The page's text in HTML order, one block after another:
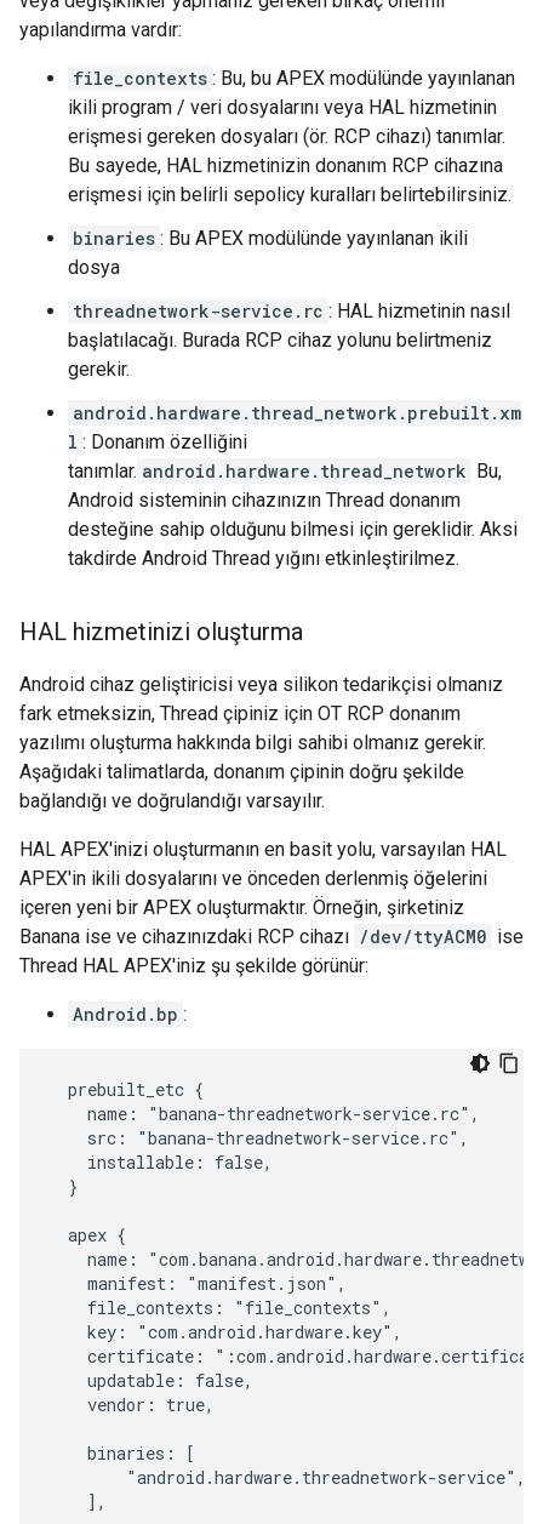
yapılandırma vardır:
file_contexts : Bu, bu APEX modülünde yayınlanan
ikili program / veri dosyalarını veya HAL hizmetinin
erişmesi gereken dosyaları (ör. RCP cihazı) tanımlar.
Bu sayede, HAL hizmetinizin donanım RCP cihazına
erişmesi için belirli sepolicy kuralları belirtebilirsiniz.
binaries : Bu APEX modülünde yayınlanan ikili
dosya
threadnetwork-service.rc : HAL hizmetinin nasıl
başlatılacağı. Burada RCP cihaz yolunu belirtmeniz
gerekir.
android.hardware.thread_network.prebuilt.xm
l : Donanım özelliğini
tanımlar. android.hardware.thread_network Bu,
Android sisteminin cihazınızın Thread donanım
desteğine sahip olduğunu bilmesi için gereklidir. Aksi
takdirde Android Thread yığını etkinleştirilmez.
HAL hizmetinizi oluşturma
Android cihaz geliştiricisi veya silikon tedarikçisi olmanız
fark etmeksizin, Thread çipiniz için OT RCP donanım
yazılımı oluşturma hakkında bilgi sahibi olmanız gerekir.
Aşağıdaki talimatlarda, donanım çipinin doğru şekilde
bağlandığı ve doğrulandığı varsayılır.
HAL APEX'inizi oluşturmanın en basit yolu, varsayılan HAL
APEX'in ikili dosyalarını ve önceden derlenmiş öğelerini
içeren yeni bir APEX oluşturmaktır. Örneğin, şirketiniz
Banana ise ve cihazınızdaki RCP cihazı /dev/ttyACM0 ise
Thread HAL APEX'iniz şu şekilde görünür:
Android.bp :
  prebuilt_etc {
    name: "banana-threadnetwork-service.rc",
    src: "banana-threadnetwork-service.rc",
    installable: false,
  }
  apex {
name:
    manifest: "manifest.json",
    file_contexts: "file_contexts",
    key: "com.android.hardware.key",
certificate:
    updatable: false,
    vendor: true,
    binaries: [
        "android.hardware.threadnetwork-service",
    ],